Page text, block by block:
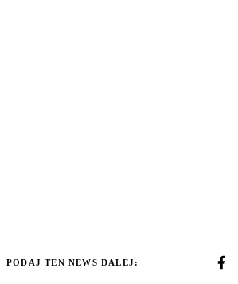
PODAJ TEN NEWS DALEJ: